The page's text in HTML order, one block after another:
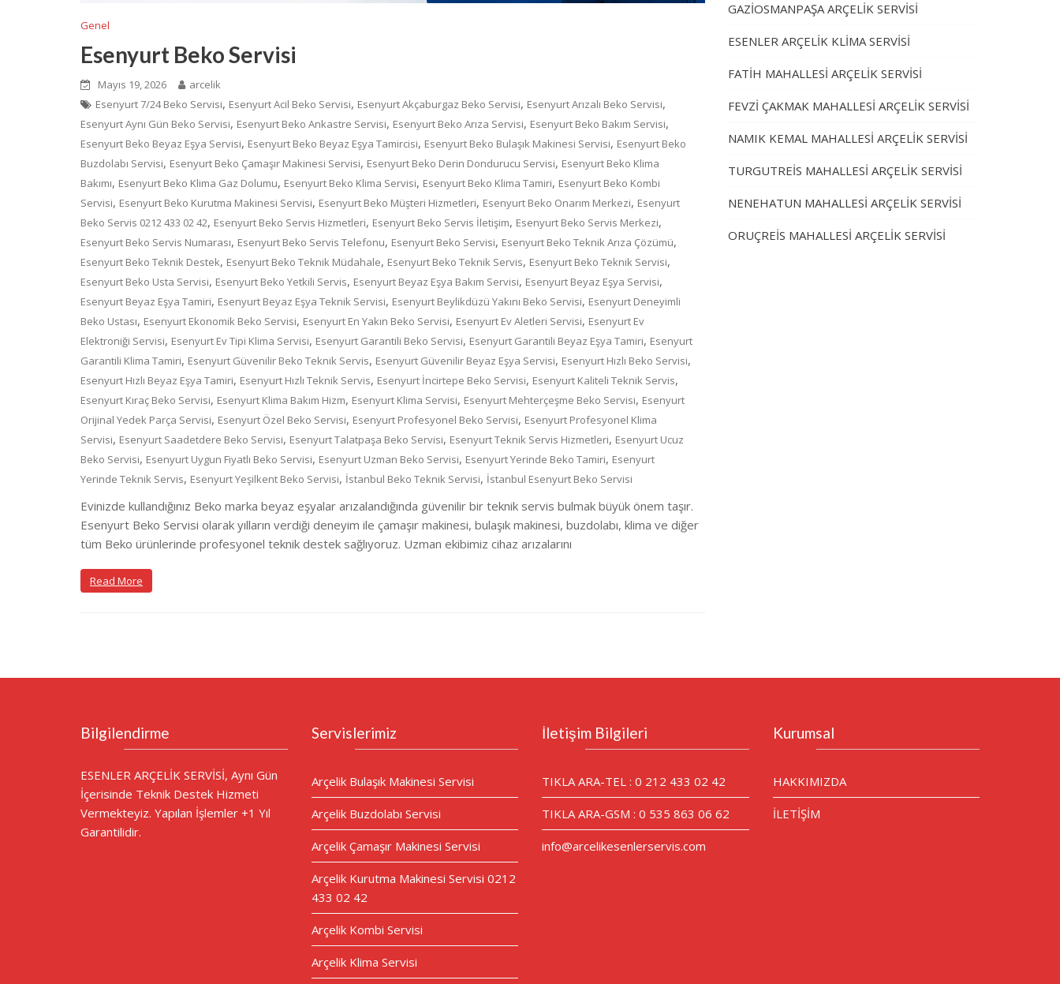
Genel
Esenyurt Beko Servisi
Mayıs 19, 2026
arcelik
Esenyurt 7/24 Beko Servisi, Esenyurt Acil Beko Servisi, Esenyurt Akçaburgaz Beko Servisi, Esenyurt Arızalı Beko Servisi,
Esenyurt Aynı Gün Beko Servisi, Esenyurt Beko Ankastre Servisi, Esenyurt Beko Arıza Servisi, Esenyurt Beko Bakım Servisi,
Esenyurt Beko Beyaz Eşya Servisi, Esenyurt Beko Beyaz Eşya Tamircisi, Esenyurt Beko Bulaşık Makinesi Servisi, Esenyurt Beko
Buzdolabı Servisi, Esenyurt Beko Çamaşır Makinesi Servisi, Esenyurt Beko Derin Dondurucu Servisi, Esenyurt Beko Klima
Bakımı, Esenyurt Beko Klima Gaz Dolumu, Esenyurt Beko Klima Servisi, Esenyurt Beko Klima Tamiri, Esenyurt Beko Kombi
Servisi, Esenyurt Beko Kurutma Makinesi Servisi, Esenyurt Beko Müşteri Hizmetleri, Esenyurt Beko Onarım Merkezi, Esenyurt
Beko Servis 0212 433 02 42, Esenyurt Beko Servis Hizmetleri, Esenyurt Beko Servis İletişim, Esenyurt Beko Servis Merkezi,
Esenyurt Beko Servis Numarası, Esenyurt Beko Servis Telefonu, Esenyurt Beko Servisi, Esenyurt Beko Teknik Arıza Çözümü,
Esenyurt Beko Teknik Destek, Esenyurt Beko Teknik Müdahale, Esenyurt Beko Teknik Servis, Esenyurt Beko Teknik Servisi,
Esenyurt Beko Usta Servisi, Esenyurt Beko Yetkili Servis, Esenyurt Beyaz Eşya Bakım Servisi, Esenyurt Beyaz Eşya Servisi,
Esenyurt Beyaz Eşya Tamiri, Esenyurt Beyaz Eşya Teknik Servisi, Esenyurt Beylikdüzü Yakını Beko Servisi, Esenyurt Deneyimli
Beko Ustası, Esenyurt Ekonomik Beko Servisi, Esenyurt En Yakın Beko Servisi, Esenyurt Ev Aletleri Servisi, Esenyurt Ev
Elektroniği Servisi, Esenyurt Ev Tipi Klima Servisi, Esenyurt Garantili Beko Servisi, Esenyurt Garantili Beyaz Eşya Tamiri, Esenyurt
Garantili Klima Tamiri, Esenyurt Güvenilir Beko Teknik Servis, Esenyurt Güvenilir Beyaz Eşya Servisi, Esenyurt Hızlı Beko Servisi,
Esenyurt Hızlı Beyaz Eşya Tamiri, Esenyurt Hızlı Teknik Servis, Esenyurt İncirtepe Beko Servisi, Esenyurt Kaliteli Teknik Servis,
Esenyurt Kıraç Beko Servisi, Esenyurt Klima Bakım Hizm, Esenyurt Klima Servisi, Esenyurt Mehterçeşme Beko Servisi, Esenyurt
Orijinal Yedek Parça Servisi, Esenyurt Özel Beko Servisi, Esenyurt Profesyonel Beko Servisi, Esenyurt Profesyonel Klima
Servisi, Esenyurt Saadetdere Beko Servisi, Esenyurt Talatpaşa Beko Servisi, Esenyurt Teknik Servis Hizmetleri, Esenyurt Ucuz
Beko Servisi, Esenyurt Uygun Fiyatlı Beko Servisi, Esenyurt Uzman Beko Servisi, Esenyurt Yerinde Beko Tamiri, Esenyurt
Yerinde Teknik Servis, Esenyurt Yeşilkent Beko Servisi, İstanbul Beko Teknik Servisi, İstanbul Esenyurt Beko Servisi
Evinizde kullandığınız Beko marka beyaz eşyalar arızalandığında güvenilir bir teknik servis bulmak büyük önem taşır.
Esenyurt Beko Servisi olarak yılların verdiği deneyim ile çamaşır makinesi, bulaşık makinesi, buzdolabı, klima ve diğer
tüm Beko ürünlerinde profesyonel teknik destek sağlıyoruz. Uzman ekibimiz cihaz arızalarını
Read More
GAZİOSMANPAŞA ARÇELİK SERVİSİ
ESENLER ARÇELİK KLİMA SERVİSİ
FATİH MAHALLESİ ARÇELİK SERVİSİ
FEVZİ ÇAKMAK MAHALLESİ ARÇELİK SERVİSİ
NAMIK KEMAL MAHALLESİ ARÇELİK SERVİSİ
TURGUTREİS MAHALLESİ ARÇELİK SERVİSİ
NENEHATUN MAHALLESİ ARÇELİK SERVİSİ
ORUÇREİS MAHALLESİ ARÇELİK SERVİSİ
Bilgilendirme
ESENLER ARÇELİK SERVİSİ, Aynı Gün
İçerisinde Teknik Destek Hizmeti
Vermekteyiz. Yapılan İşlemler +1 Yıl
Garantilidir.
Servislerimiz
Arçelik Bulaşık Makinesi Servisi
Arçelik Buzdolabı Servisi
Arçelik Çamaşır Makinesi Servisi
Arçelik Kurutma Makinesi Servisi 0212
433 02 42
Arçelik Kombi Servisi
Arçelik Klima Servisi
İletişim Bilgileri
TIKLA ARA-TEL : 0 212 433 02 42
TIKLA ARA-GSM : 0 535 863 06 62
info@arcelikesenlerservis.com
Kurumsal
HAKKIMIZDA
İLETİŞİM